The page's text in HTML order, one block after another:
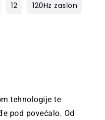
12
120Hz zaslon
tehnologije te
pod povećalo. Od